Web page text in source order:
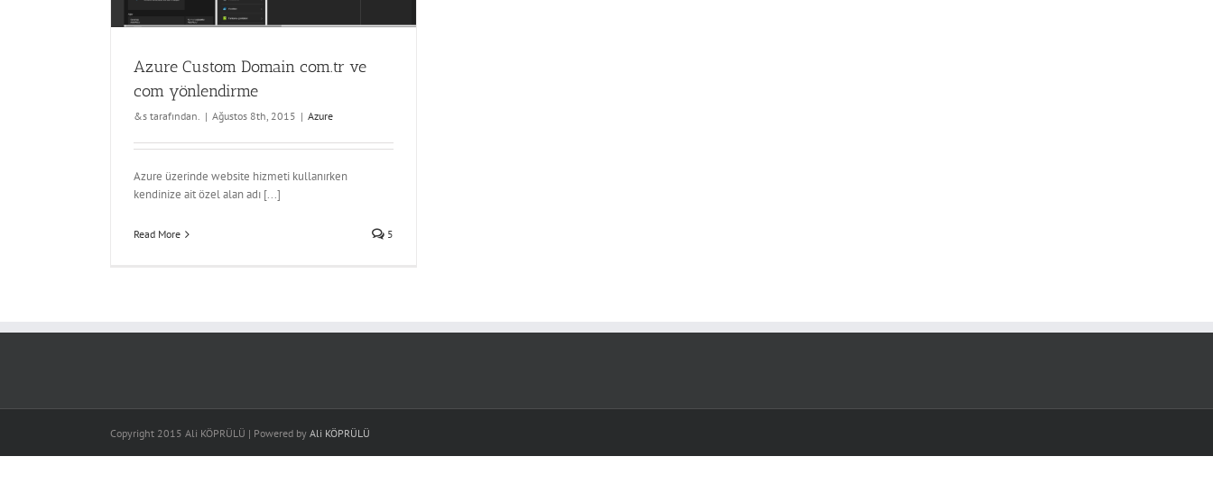
Azure Custom Domain com.tr ve
com yönlendirme
&s tarafından. | Ağustos 8th, 2015 | Azure
Azure üzerinde website hizmeti kullanırken
kendinize ait özel alan adı [...]
Read More 5
Copyright 2015 Ali KÖPRÜLÜ | Powered by Ali KÖPRÜLÜ